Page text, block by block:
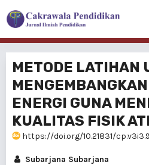
METODE LATIHAN
ENERGI GUNA
KUALITAS FISIK
https://doi.org/10.21831/
Subarjana Subarjana